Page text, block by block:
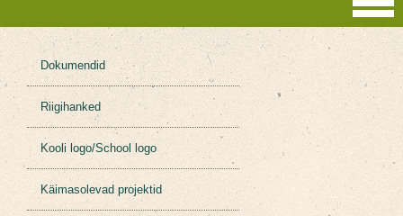
Dokumendid
Riigihanked
Kooli logo/School logo
Käimasolevad projektid